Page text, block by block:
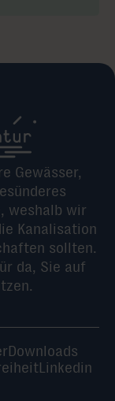
Gewässer,
weshalb wir
Kanalisation
sollten.
da, Sie auf
Downloads
Linkedin